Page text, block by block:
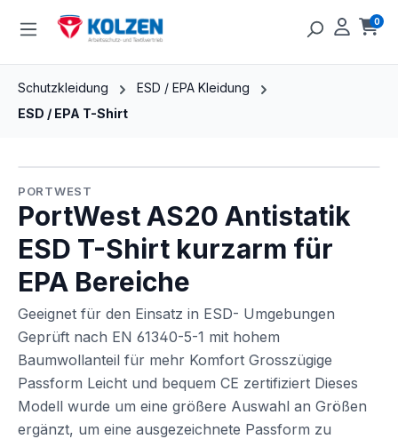
Zum Hauptinhalt springen 0
Schutzkleidung
ESD / EPA Kleidung
ESD / EPA T-Shirt
PORTWEST
PortWest AS20 Antistatik
ESD T-Shirt kurzarm für
EPA Bereiche
Geeignet für den Einsatz in ESD- Umgebungen
Geprüft nach EN 61340-5-1 mit hohem
Baumwollanteil für mehr Komfort Grosszügige
Passform Leicht und bequem CE zertifiziert Dieses
Modell wurde um eine größere Auswahl an Größen
ergänzt, um eine ausgezeichnete Passform zu